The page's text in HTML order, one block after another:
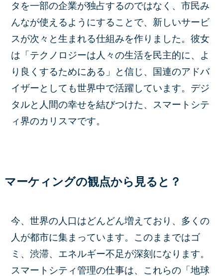
タを一部の企業が独占するのではなく、市民み
んなが使えるようにすることで、新しいサービ
スが次々と生まれる仕組みを作りました。彼女
は「テクノロジーは人々の生活を民主的に、よ
り良くするためにある」と信じ、国連のアドバ
イザーとしても世界中で活躍しています。デジ
タルと人間の幸せを結びつけた、スマートシテ
ィ界のカリスマです。
マーケィングの観点から見ると？
今、世界の人口はどんどん増えており、多くの
人が都市に集まっています。このままではゴ
ミ、渋滞、エネルギー不足が深刻になります。
スマートシティ管理の仕事は、これらの「地球